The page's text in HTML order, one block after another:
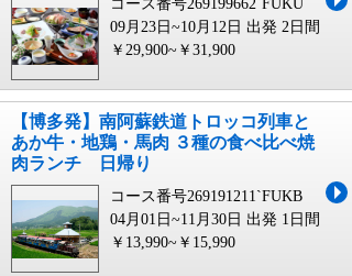
コース番号269199662`FUKU
09月23日~10月12日 出発 2日間
￥29,900~￥31,900
【博多発】南阿蘇鉄道トロッコ列車と
あか牛・地鶏・馬肉 ３種の食べ比べ焼
肉ランチ 日帰り
コース番号269191211`FUKB
04月01日~11月30日 出発 1日間
￥13,990~￥15,990